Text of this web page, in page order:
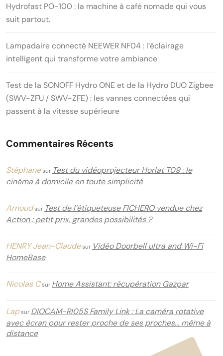
Hydrofast PO-100 : la machine à café nomade qui vous
suit partout.
Lampadaire connecté NEEWER NF04 : l’éclairage
intelligent qui transforme votre ambiance
Test de la SONOFF Hydro ONE et de la Hydro DUO Zigbee
(SWV-ZFU / SWV-ZFE) : les vannes connectées qui
passent à la vitesse supérieure
Commentaires Récents
Stéphanesur Test du vidéoprojecteur Horlat T09 : le
cinéma à domicile en toute simplicité
Arnoudsur Test de l’étiqueteuse FICHERO vendue chez
Action : petit prix, grandes possibilités ?
HENRY Jean-Claudesur Vidéo Doorbell ultra and Wi-Fi
HomeBase
Nicolas Csur Home Assistant: récupération Gazpar
Lapsur DIOCAM-RI05S Family Link : La caméra rotative
avec écran pour rester proche de ses proches… même à
distance